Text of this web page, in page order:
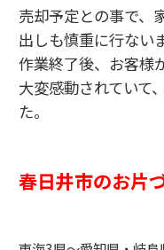
売却予定との事で、
出しも慎重に行ない
作業終了後、お客様
大変感動されていて
た。
春日井市のお片